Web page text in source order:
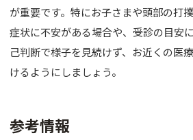
が重要です。特にお子さまや頭部の打
症状に不安がある場合や、受診の目安
己判断で様子を見続けず、お近くの医
けるようにしましょう。
参考情報